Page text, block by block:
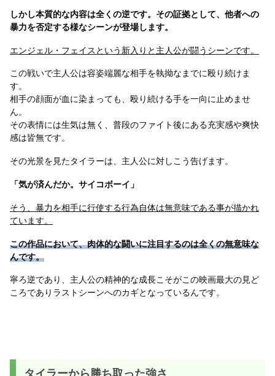
しかし本質的な内容は全くの逆です。その証拠として、他者への
暴力を否定する様なシーンが登場します。
エンジェル・フェイスという新入りと主人公が闘うシーンです。
この戦いで主人公は容姿端麗な相手を執拗なまでに殴り続けま
す。
相手の顔面が血に染まっても、殴り続ける手を一向に止めませ
ん。
その表情には生気は無く、普段のファイト後にある充実感や爽快
感は皆無です。
その光景を見たタイラーは、主人公に対しこう告げます。
「気が済んだか。サイコボーイ」
そう、暴力を相手に行使する行為自体は無意味である事が描かれ
ています。
この作品において、肉体的な闘いに注目するのは全くの無意味な
んです。
寧ろ逆であり、主人公の精神的な成長こそがこの映画最大の見ど
ころでありラストシーンへのカギとなっているんです。